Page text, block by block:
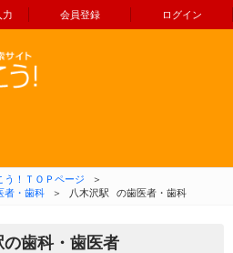
力 会員登録 ログイン
コンテンツへ移動
う！ＴＯＰページ
＞
者・歯科 ＞ 八木沢駅 の歯医者・歯科
の歯科・歯医者